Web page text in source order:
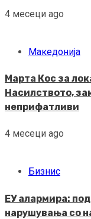
4 месеци ago
Македонија
Марта Кос за
Насилството,
неприфатливи
4 месеци ago
Бизнис
ЕУ алармира:
нарушувања со